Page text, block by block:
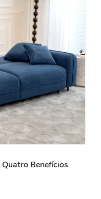
Benefícios